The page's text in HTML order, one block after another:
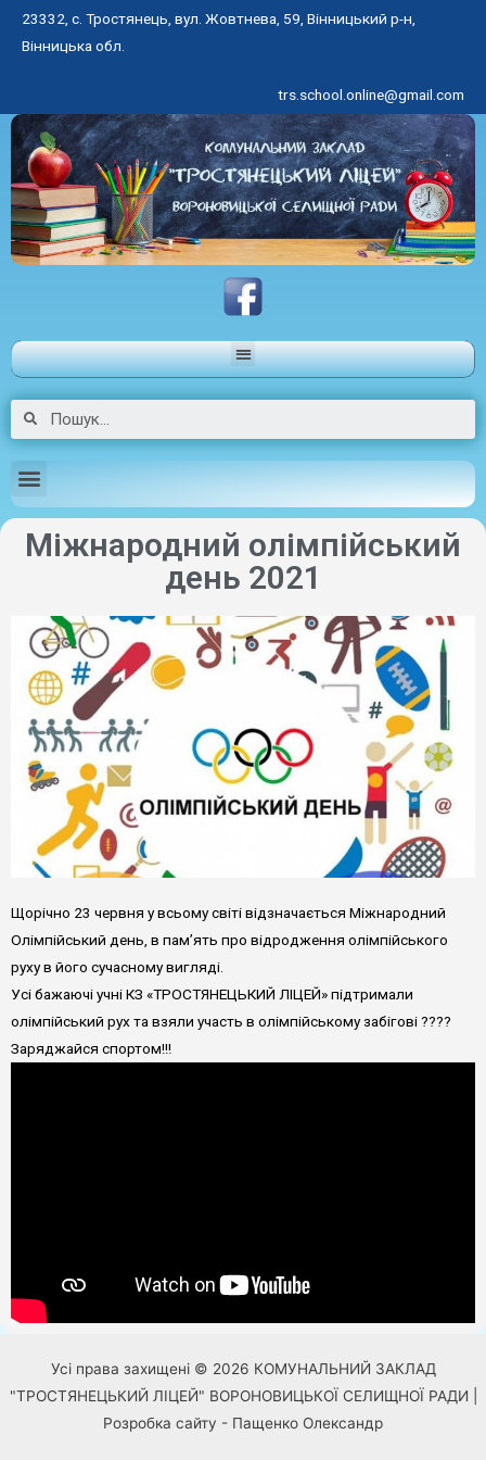
23332, с. Тростянець, вул. Жовтнева, 59, Вінницький р-н,
Вінницька обл.
trs.school.online@gmail.com
Міжнародний олімпійський
день 2021
Щорічно 23 червня у всьому світі відзначається Міжнародний
Олімпійський день, в пам’ять про відродження олімпійського
руху в його сучасному вигляді.
Усі бажаючі учні КЗ «ТРОСТЯНЕЦЬКИЙ ЛІЦЕЙ» підтримали
олімпійський рух та взяли участь в олімпійському забігові ????
Заряджайся спортом!!!
Усі права захищені © 2026 КОМУНАЛЬНИЙ ЗАКЛАД
"ТРОСТЯНЕЦЬКИЙ ЛІЦЕЙ" ВОРОНОВИЦЬКОЇ СЕЛИЩНОЇ РАДИ |
Розробка сайту - Пащенко Олександр